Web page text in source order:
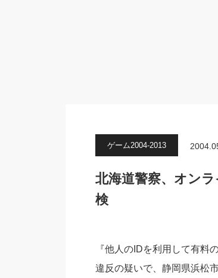
ゲーム2004-2013
北海道警察、オン
検
『他人のIDを利用して有料
違反の疑いで、静岡県浜松